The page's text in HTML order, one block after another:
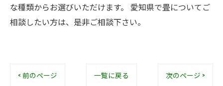
な種類からお選びいただけます。 愛知県で畳についてご
相談したい方は、是非ご相談下さい。
< 前のページ 一覧に戻る 次のページ >